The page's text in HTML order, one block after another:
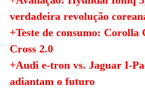
verdadeira revolução
+Teste de consumo:
Cross 2.0
+Audi e-tron vs. Jaguar I-
adiantam o futuro